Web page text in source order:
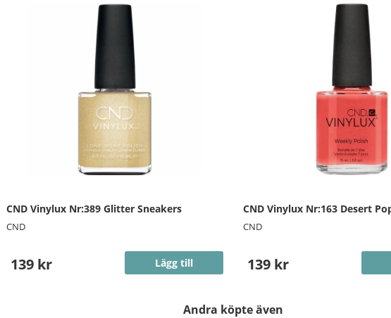
CND Vinylux Nr:389 Glitter Sneakers
CND
139 kr Lägg till
CND Vinylux Nr:163 Desert
CND
139 kr
Andra köpte även